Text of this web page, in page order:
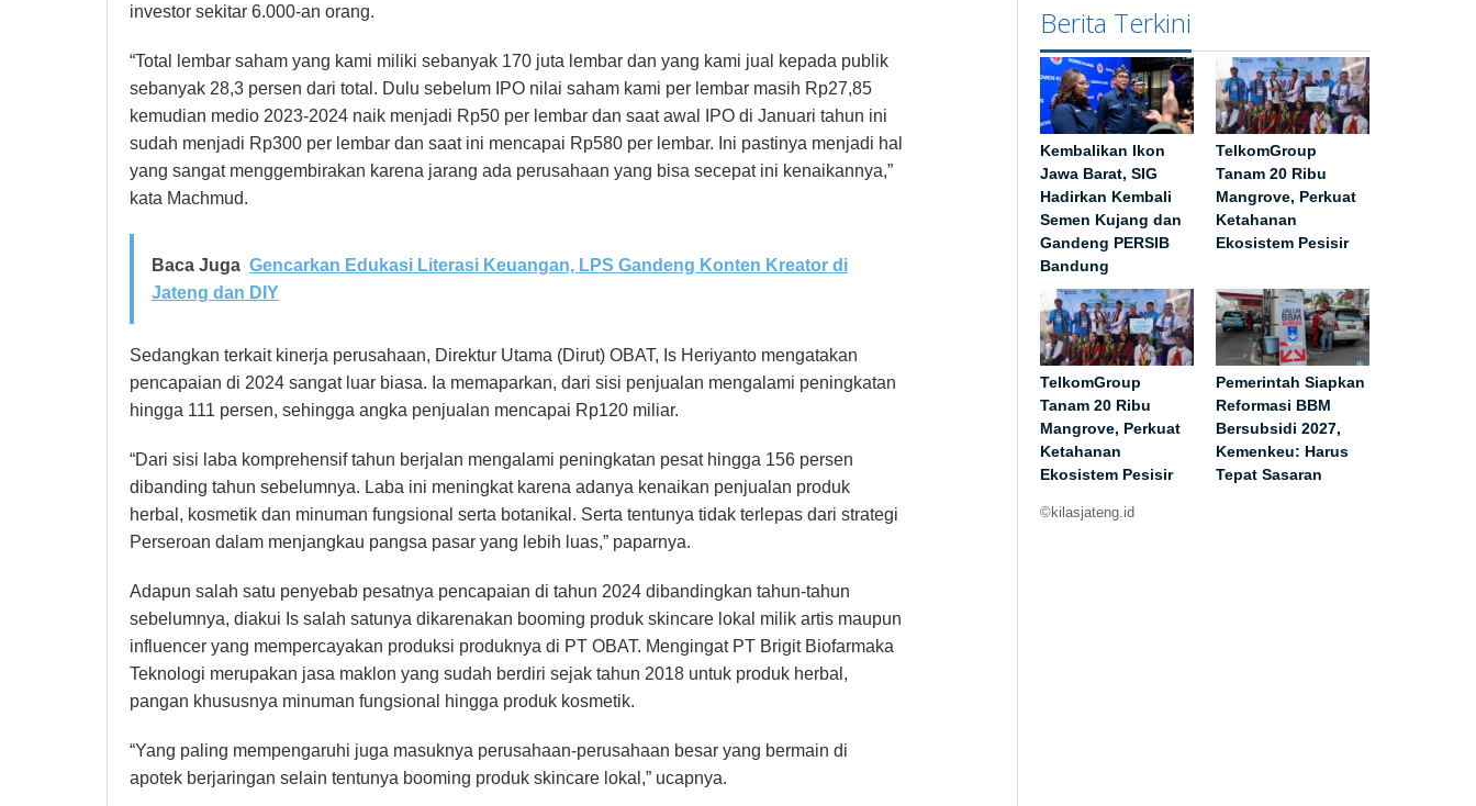
investor sekitar 6.000-an orang.
“Total lembar saham yang kami miliki sebanyak 170 juta lembar dan yang kami jual kepada publik
sebanyak 28,3 persen dari total. Dulu sebelum IPO nilai saham kami per lembar masih Rp27,85
kemudian medio 2023-2024 naik menjadi Rp50 per lembar dan saat awal IPO di Januari tahun ini
sudah menjadi Rp300 per lembar dan saat ini mencapai Rp580 per lembar. Ini pastinya menjadi hal
yang sangat menggembirakan karena jarang ada perusahaan yang bisa secepat ini kenaikannya,”
kata Machmud.
Baca Juga Gencarkan Edukasi Literasi Keuangan, LPS Gandeng Konten Kreator di
Jateng dan DIY
Sedangkan terkait kinerja perusahaan, Direktur Utama (Dirut) OBAT, Is Heriyanto mengatakan
pencapaian di 2024 sangat luar biasa. Ia memaparkan, dari sisi penjualan mengalami peningkatan
hingga 111 persen, sehingga angka penjualan mencapai Rp120 miliar.
“Dari sisi laba komprehensif tahun berjalan mengalami peningkatan pesat hingga 156 persen
dibanding tahun sebelumnya. Laba ini meningkat karena adanya kenaikan penjualan produk
herbal, kosmetik dan minuman fungsional serta botanikal. Serta tentunya tidak terlepas dari strategi
Perseroan dalam menjangkau pangsa pasar yang lebih luas,” paparnya.
Adapun salah satu penyebab pesatnya pencapaian di tahun 2024 dibandingkan tahun-tahun
sebelumnya, diakui Is salah satunya dikarenakan booming produk skincare lokal milik artis maupun
influencer yang mempercayakan produksi produknya di PT OBAT. Mengingat PT Brigit Biofarmaka
Teknologi merupakan jasa maklon yang sudah berdiri sejak tahun 2018 untuk produk herbal,
pangan khususnya minuman fungsional hingga produk kosmetik.
“Yang paling mempengaruhi juga masuknya perusahaan-perusahaan besar yang bermain di
apotek berjaringan selain tentunya booming produk skincare lokal,” ucapnya.
Berita Terkini
Kembalikan Ikon
Jawa Barat, SIG
Hadirkan Kembali
Semen Kujang dan
Gandeng PERSIB
Bandung
TelkomGroup
Tanam 20 Ribu
Mangrove, Perkuat
Ketahanan
Ekosistem Pesisir
TelkomGroup
Tanam 20 Ribu
Mangrove, Perkuat
Ketahanan
Ekosistem Pesisir
Pemerintah Siapkan
Reformasi BBM
Bersubsidi 2027,
Kemenkeu: Harus
Tepat Sasaran
©kilasjateng.id